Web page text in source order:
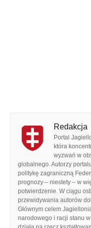
Redakcja
Portal
która
wyzwań w
globalnego. Autorzy
politykę zagraniczną
prognozy – niestety – w
potwierdzenie. W ciągu
przewidywania autorów
Głównym celem
narodowego i racji stanu